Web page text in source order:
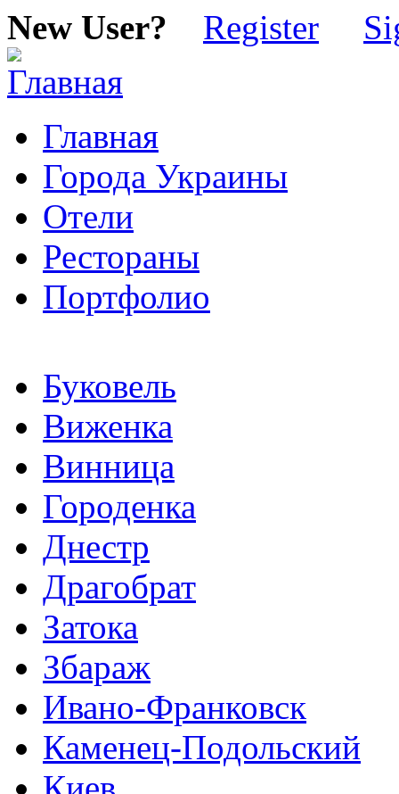
New User? Register
Главная
Города Украины
Отели
Рестораны
Портфолио
Буковель
Виженка
Винница
Городенка
Днестр
Драгобрат
Затока
Збараж
Ивано-Франковск
Каменец-Подольский